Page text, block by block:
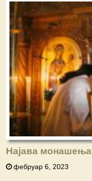
Најава монашења
фебруар 6, 2023